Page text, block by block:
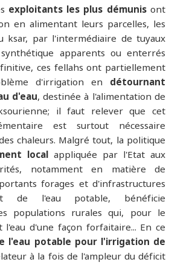
exploitants les plus démunisont
en alimentant leurs parcelles, les
ksar, par l'intermédiaire de tuyaux
apparents ou enterrés
ces fellahs ont partiellement
d'irrigation en détournant
d'eau, destinée à l'alimentation de
il faut relever que cet
est surtout nécessaire
chaleurs. Malgré tout, la politique
local appliquée par l'Etat aux
notamment en matière de
forages et d'infrastructures
de l'eau potable, bénéficie
populations rurales qui, pour le
d'une façon forfaitaire... En ce
l'eau potable pour l'irrigation de
à la fois de l'ampleur du déficit